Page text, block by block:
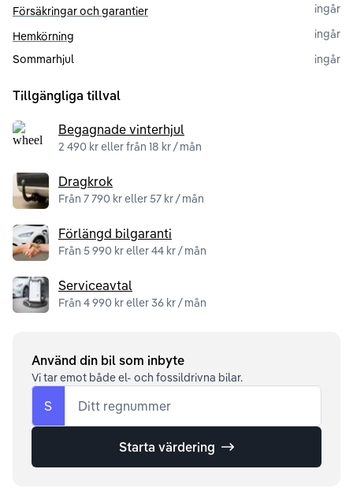
Försäkringar och garantier
ingår
Hemkörning
ingår
Sommarhjul
ingår
Tillgängliga tillval
Begagnade vinterhjul
2 490 kr eller från 18 kr / mån
Dragkrok
Från 7 790 kr eller 57 kr / mån
Förlängd bilgaranti
Från 5 990 kr eller 44 kr / mån
Serviceavtal
Från 4 990 kr eller 36 kr / mån
Använd din bil som inbyte
Vi tar emot både el- och fossildrivna bilar.
S Ditt regnummer
Starta värdering